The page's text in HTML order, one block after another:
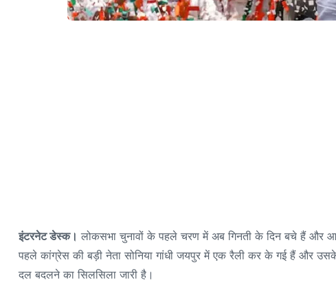
इंटरनेट डेस्क। लोकसभा चुनावों के पहले चरण में अब गिनती के दिन बचे हैं और
पहले कांग्रेस की बड़ी नेता सोनिया गांधी जयपुर में एक रैली कर के गई हैं और
दल बदलने का सिलसिला जारी है।